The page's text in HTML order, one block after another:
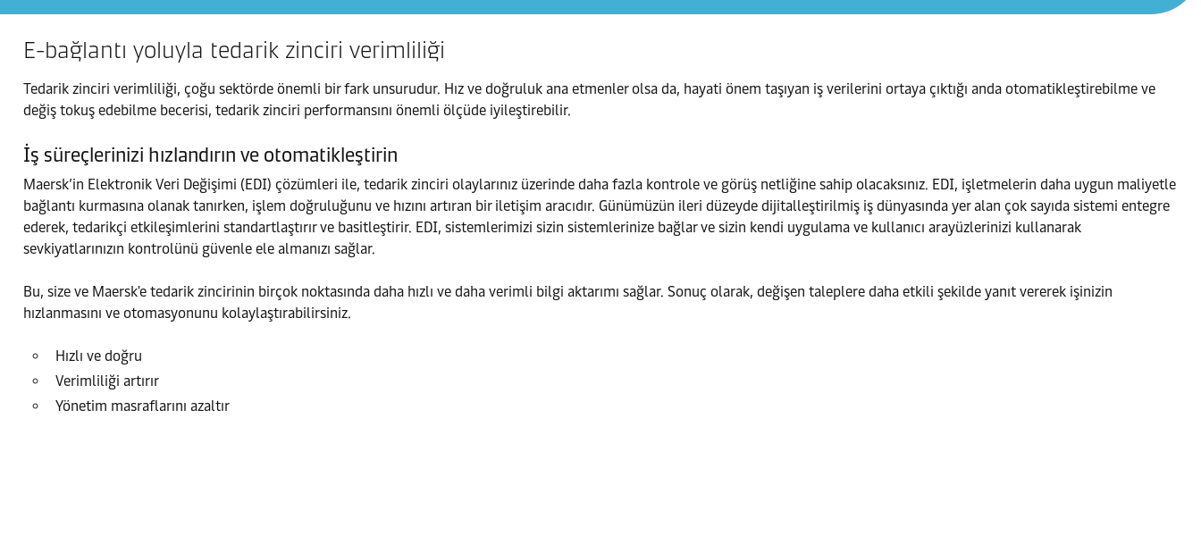
E-bağlantı yoluyla tedarik zinciri verimliliği
Tedarik zinciri verimliliği, çoğu sektörde önemli bir fark unsurudur. Hız ve doğruluk ana etmenler olsa da, hayati önem taşıyan iş verilerini ortaya çıktığı anda otomatikleştirebilme ve
değiş tokuş edebilme becerisi, tedarik zinciri performansını önemli ölçüde iyileştirebilir.
İş süreçlerinizi hızlandırın ve otomatikleştirin
Maersk’in Elektronik Veri Değişimi (EDI) çözümleri ile, tedarik zinciri olaylarınız üzerinde daha fazla kontrole ve görüş netliğine sahip olacaksınız. EDI, işletmelerin daha uygun maliyetle
bağlantı kurmasına olanak tanırken, işlem doğruluğunu ve hızını artıran bir iletişim aracıdır. Günümüzün ileri düzeyde dijitalleştirilmiş iş dünyasında yer alan çok sayıda sistemi entegre
ederek, tedarikçi etkileşimlerini standartlaştırır ve basitleştirir. EDI, sistemlerimizi sizin sistemlerinize bağlar ve sizin kendi uygulama ve kullanıcı arayüzlerinizi kullanarak
sevkiyatlarınızın kontrolünü güvenle ele almanızı sağlar.
Bu, size ve Maersk'e tedarik zincirinin birçok noktasında daha hızlı ve daha verimli bilgi aktarımı sağlar. Sonuç olarak, değişen taleplere daha etkili şekilde yanıt vererek işinizin
hızlanmasını ve otomasyonunu kolaylaştırabilirsiniz.
Hızlı ve doğru
Verimliliği artırır
Yönetim masraflarını azaltır